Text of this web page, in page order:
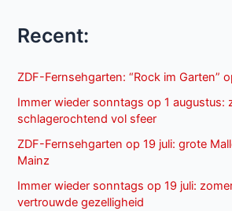
Recent:
ZDF-Fernsehgarten: “Rock im Garten”
Immer wieder sonntags op 1 augustus:
schlagerochtend vol sfeer
ZDF-Fernsehgarten op 19 juli: grote
Mainz
Immer wieder sonntags op 19 juli:
vertrouwde gezelligheid